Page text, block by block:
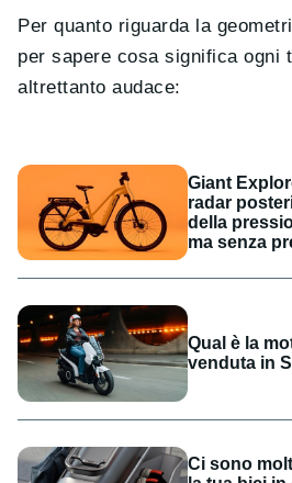
Per quanto riguarda la
per sapere cosa significa ogni
altrettanto audace:
Giant
radar
della
ma senza
Qual è la
venduta in
Ci sono